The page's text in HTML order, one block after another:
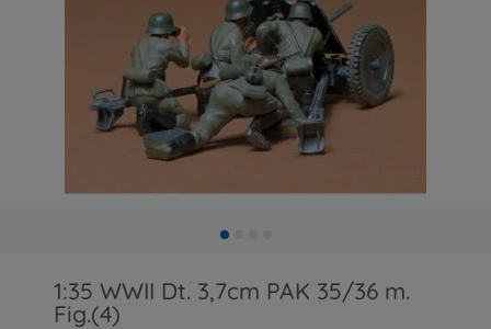
1:35 WWII Dt. 3,7cm PAK 35/36 m.
Fig.(4)